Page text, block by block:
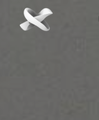
contenu